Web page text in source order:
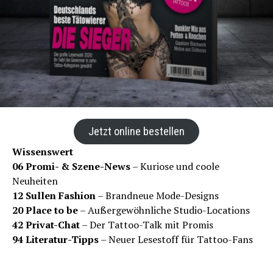
Jetzt online bestellen
Wissenswert
06 Promi- & Szene-News– Kuriose und coole
Neuheiten
12 Sullen Fashion– Brandneue Mode-Designs
20 Place to be– Außergewöhnliche Studio-Locations
42 Privat-Chat– Der Tattoo-Talk mit Promis
94 Literatur-Tipps– Neuer Lesestoff für Tattoo-Fans